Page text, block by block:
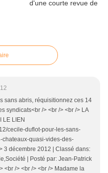
sans abris, réquisitionnez ces 14
syndicats<br /> <br /> <br /> LA
LE LIEN
cecile-duflot-pour-les-sans-
quasi-vides-des-
3 décembre 2012 | Classé dans:
| Posté par: Jean-Patrick
<br /> <br /> <br /> Madame la